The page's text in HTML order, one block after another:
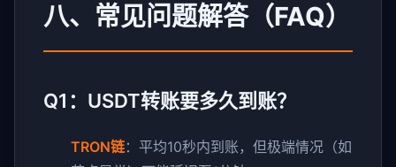
八、常见问题解答（FAQ）
Q1：USDT转账要多久到账？
TRON链：平均10秒内到账，但极端情况（如